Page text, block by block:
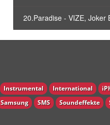
20.Paradise - VIZE, Joker
Instrumental International
Samsung SMS Soundeffekte